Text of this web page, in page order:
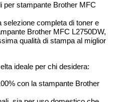
per stampante Brother MFC
selezione completa di toner e
Brother MFC L2750DW,
qualità di stampa al miglior
ideale per chi desidera:
con la stampante Brother